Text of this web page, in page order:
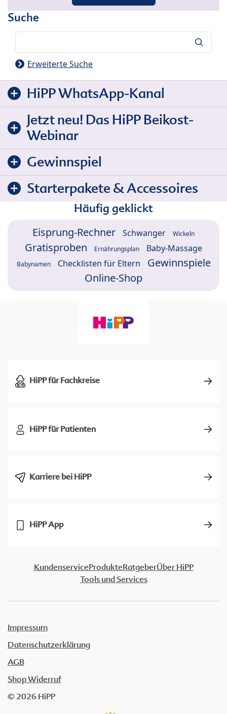
Suche
Erweiterte Suche
HiPP WhatsApp-Kanal
Jetzt neu! Das HiPP Beikost-
Webinar
Gewinnspiel
Starterpakete & Accessoires
Häufig geklickt
Eisprung-Rechner Schwanger Wickeln
Gratisproben Ernährungsplan Baby-Massage
Babynamen Checklisten für Eltern
Gewinnspiele
Online-Shop
HiPP für Fachkreise
HiPP für Patienten
Karriere bei HiPP
HiPP App
KundenserviceProdukteRatgeberÜber HiPP
Tools und Services
Impressum
Datenschutzerklärung
AGB
Shop Widerruf
© 2026 HiPP